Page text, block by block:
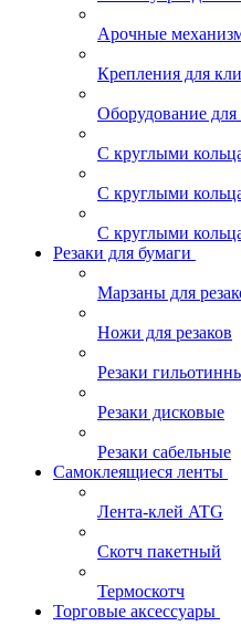
Арочные
Крепления для
Оборудование
С круглыми
С круглыми
С круглыми
Резаки для бумаги
Марзаны для
Ножи для резаков
Резаки
Резаки дисковые
Резаки сабельные
Самоклеящиеся ленты
Лента-клей ATG
Скотч пакетный
Термоскотч
Торговые аксессуары